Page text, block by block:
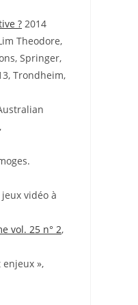
? 2014
Theodore,
Springer,
Trondheim,
vidéo à
vol. 25 n° 2,
enjeux »,